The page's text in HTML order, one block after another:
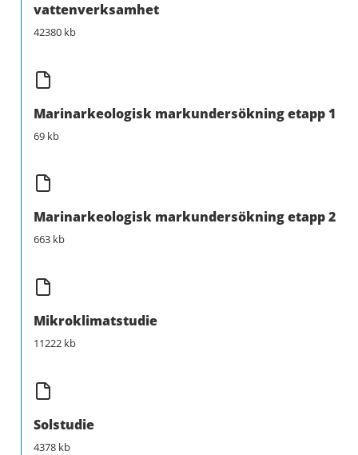
vattenverksamhet
42380 kb
Marinarkeologisk markundersökning etapp 1
69 kb
Marinarkeologisk markundersökning etapp 2
663 kb
Mikroklimatstudie
11222 kb
Solstudie
4378 kb